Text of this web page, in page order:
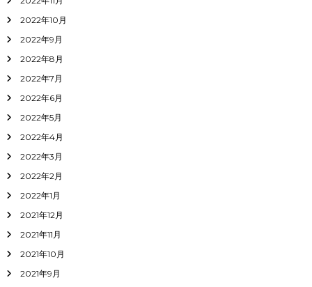
2022年10月
2022年9月
2022年8月
2022年7月
2022年6月
2022年5月
2022年4月
2022年3月
2022年2月
2022年1月
2021年12月
2021年11月
2021年10月
2021年9月